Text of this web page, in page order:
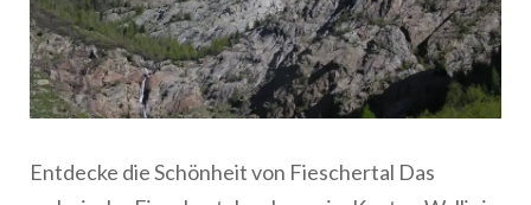
Entdecke die Schönheit von Fieschertal Das